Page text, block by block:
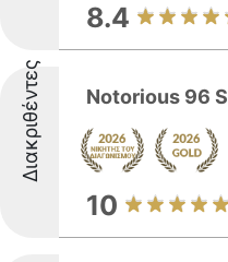
8.4
Διακριθέντες Notorious 96
10